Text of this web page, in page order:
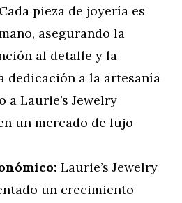
Cada pieza de joyería es
asegurando la
al detalle y la
dedicación a la artesanía
a Laurie’s Jewelry
un mercado de lujo
Laurie’s Jewelry
un crecimiento